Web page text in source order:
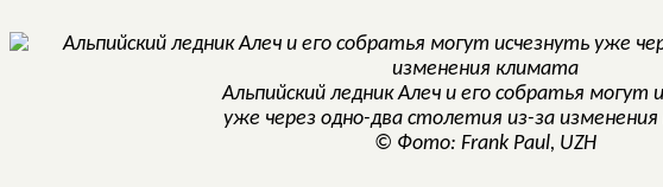
Альпийский ледник Алеч и его собратья могут
уже через одно-два столетия из-за
© Фото: Frank Paul, UZH